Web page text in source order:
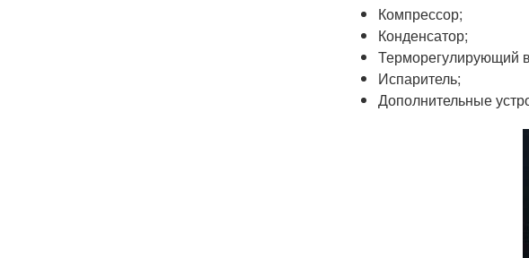
Компрессор;
Конденсатор;
Терморегулирующий
Испаритель;
Дополнительные